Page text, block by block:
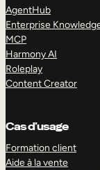
AgentHub
Enterprise
MCP
Harmony AI
Roleplay
Content Creator
Cas d’usage
Formation client
Aide à la vente